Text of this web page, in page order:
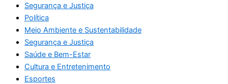
Segurança e Justiça
Política
Meio Ambiente e Sustentabilidade
Segurança e Justiça
Saúde e Bem-Estar
Cultura e Entretenimento
Esportes